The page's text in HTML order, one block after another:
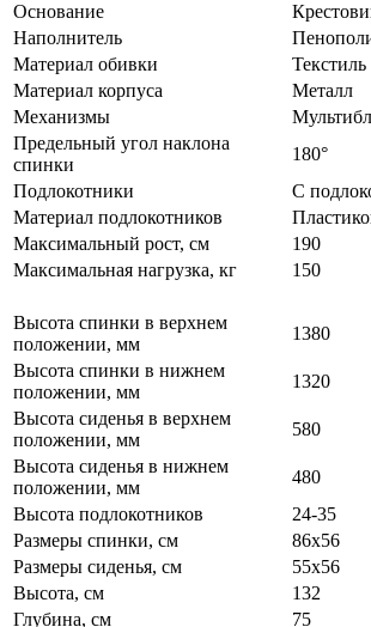
Основание
Наполнитель
Материал обивки
Текстиль
Материал корпуса
Металл
Механизмы
Предельный угол наклона
спинки
180°
Подлокотники
С
Материал подлокотников
Максимальный рост, см
190
Максимальная нагрузка, кг
150
Высота спинки в верхнем
положении, мм
1380
Высота спинки в нижнем
положении, мм
1320
Высота сиденья в верхнем
положении, мм
580
Высота сиденья в нижнем
положении, мм
480
Высота подлокотников
24-35
Размеры спинки, см
86х56
Размеры сиденья, см
55х56
Высота, см
132
Глубина, см
75